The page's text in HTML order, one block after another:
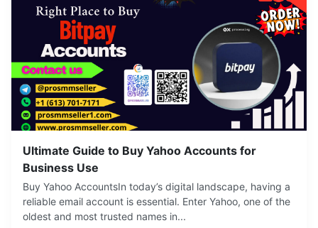
Ultimate Guide to Buy Yahoo Accounts for
Business Use
Buy Yahoo AccountsIn today’s digital landscape, having a
reliable email account is essential. Enter Yahoo, one of the
oldest and most trusted names in...